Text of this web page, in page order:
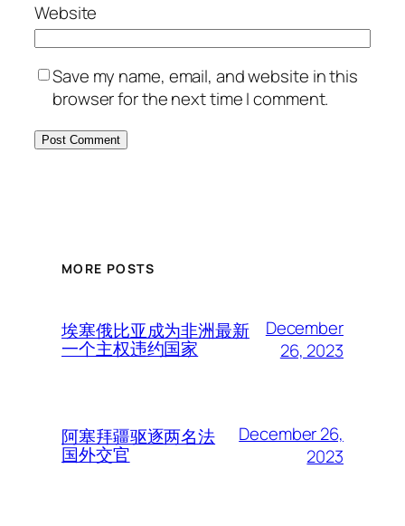
Website
Save my name, email, and website in this
browser for the next time I comment.
MORE POSTS
埃塞俄比亚成为非洲最新
一个主权违约国家
December
26, 2023
阿塞拜疆驱逐两名法
国外交官
December 26,
2023